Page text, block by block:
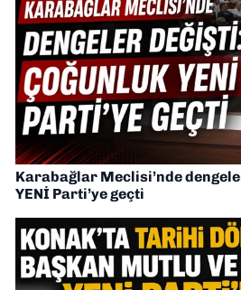
Karabağlar Meclisi’nde
YENİ Parti’ye geçti